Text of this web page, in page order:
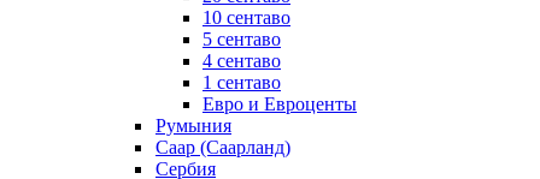
10 сентаво
5 сентаво
4 сентаво
1 сентаво
Евро и Евроценты
Румыния
Саар (Саарланд)
Сербия